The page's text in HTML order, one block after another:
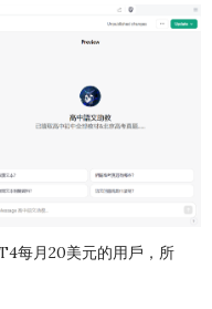
每月20美元的用戶，所